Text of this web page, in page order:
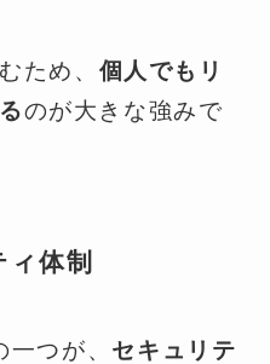
ため、 個人でもリ
のが大きな強みで
体制
つが、 セキュリテ